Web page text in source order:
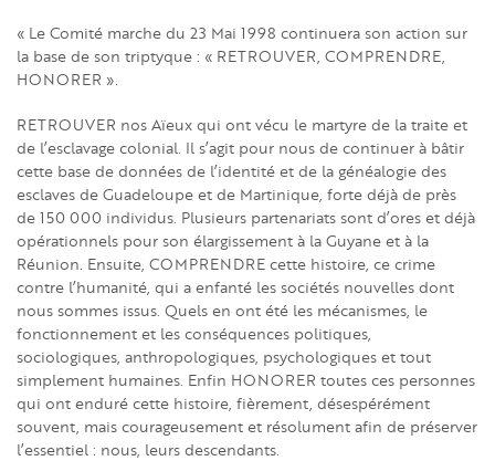
« Le Comité marche du 23 Mai 1998 continuera son action sur
la base de son triptyque : « RETROUVER, COMPRENDRE,
HONORER ».
RETROUVER nos Aïeux qui ont vécu le martyre de la traite et
de l’esclavage colonial. Il s’agit pour nous de continuer à bâtir
cette base de données de l’identité et de la généalogie des
esclaves de Guadeloupe et de Martinique, forte déjà de près
de 150 000 individus. Plusieurs partenariats sont d’ores et déjà
opérationnels pour son élargissement à la Guyane et à la
Réunion. Ensuite, COMPRENDRE cette histoire, ce crime
contre l’humanité, qui a enfanté les sociétés nouvelles dont
nous sommes issus. Quels en ont été les mécanismes, le
fonctionnement et les conséquences politiques,
sociologiques, anthropologiques, psychologiques et tout
simplement humaines. Enfin HONORER toutes ces personnes
qui ont enduré cette histoire, fièrement, désespérément
souvent, mais courageusement et résolument afin de préserver
l’essentiel : nous, leurs descendants.